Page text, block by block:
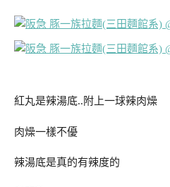
紅丸是辣湯底..附上一球辣肉燥
肉燥一樣不優
辣湯底是真的有辣度的